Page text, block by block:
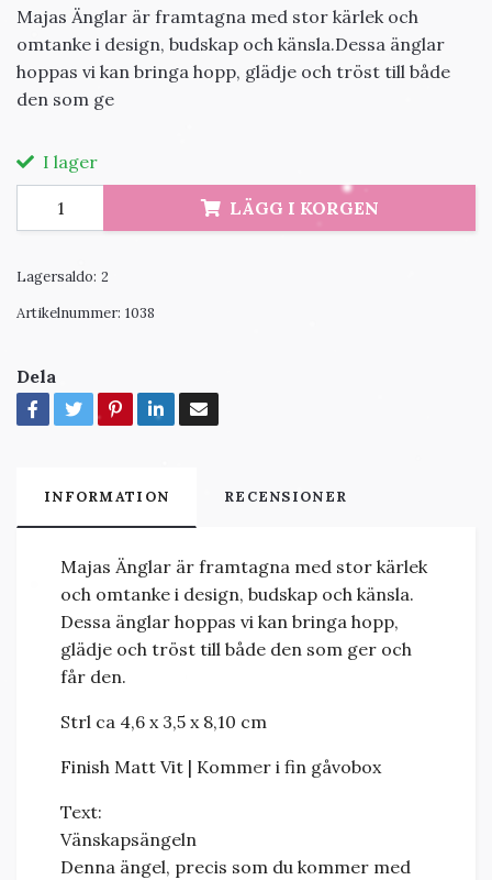
Majas Änglar är framtagna med stor kärlek och
omtanke i design, budskap och känsla.Dessa änglar
hoppas vi kan bringa hopp, glädje och tröst till både
den som ge
I lager
LÄGG I KORGEN
Lagersaldo: 2
Artikelnummer: 1038
Dela
INFORMATION RECENSIONER
Majas Änglar är framtagna med stor kärlek
och omtanke i design, budskap och känsla.
Dessa änglar hoppas vi kan bringa hopp,
glädje och tröst till både den som ger och
får den.
Strl ca 4,6 x 3,5 x 8,10 cm
Finish Matt Vit | Kommer i fin gåvobox
Text:
Vänskapsängeln
Denna ängel, precis som du kommer med